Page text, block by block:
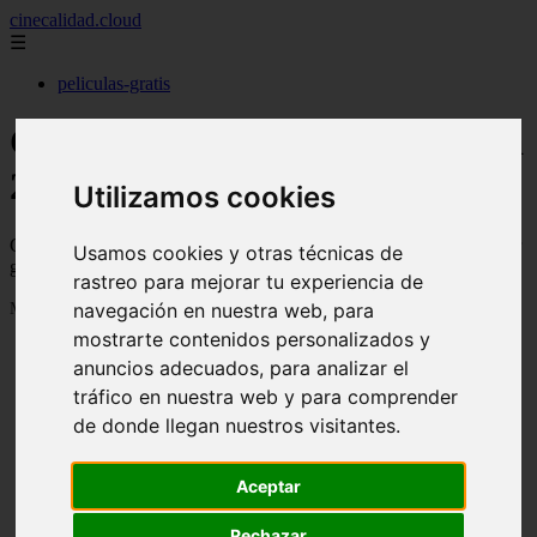
Utilizamos cookies
Usamos cookies y otras técnicas de
rastreo para mejorar tu experiencia de
navegación en nuestra web, para
mostrarte contenidos personalizados y
anuncios adecuados, para analizar el
tráfico en nuestra web y para comprender
de donde llegan nuestros visitantes.
Aceptar
cinecalidad.cloud
☰
peliculas-gratis
Cine de Calidad gratis - Página
22
Cine de calidad con películas antiguas o clásicas de calidad para ver
gratis y legalmente en Youtube o Archive
Mostrando 505 - 528 de 1843 artículos